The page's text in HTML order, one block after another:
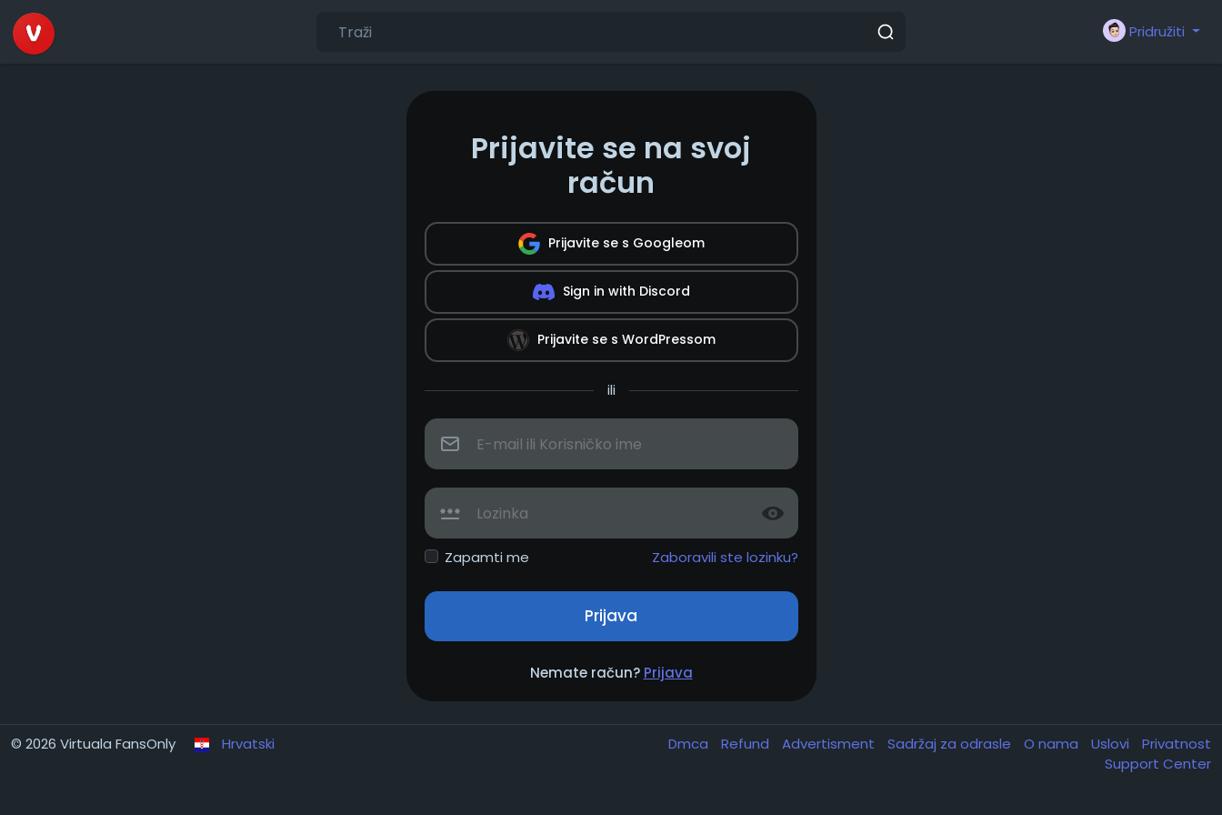
Pridružiti
Prijavite se na svoj
račun
Prijavite se s Googleom
Sign in with Discord
Prijavite se s WordPressom
ili
Zapamti me Zaboravili ste lozinku?
Prijava
Nemate račun? Prijava
© 2026 Virtuala FansOnly Hrvatski Dmca Refund Advertisment Sadržaj za odrasle O nama Uslovi
Privatnost
Support Center